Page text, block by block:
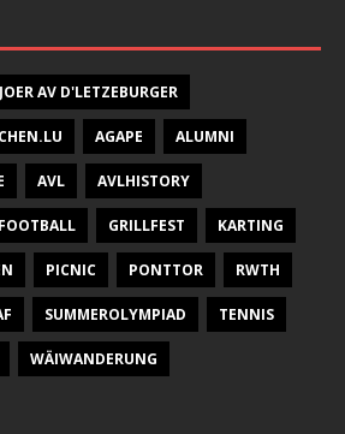
AV D'LETZEBURGER
AGAPE ALUMNI
AVL AVLHISTORY
FOOTBALL GRILLFEST KARTING
PICNIC PONTTOR RWTH
SUMMEROLYMPIAD TENNIS
WÄIWANDERUNG